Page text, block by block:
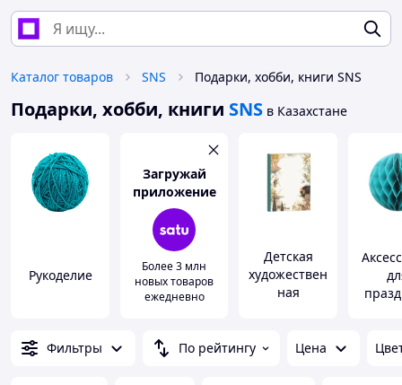
Каталог товаров SNS Подарки, хобби, книги SNS
Подарки, хобби, книги SNS в Казахстане
Рукоделие
Загружай
приложение
Более 3 млн
новых товаров
ежедневно
Детская
художествен
ная
Фильтры По рейтингу Цена